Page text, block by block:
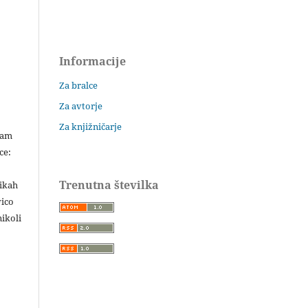
Informacije
Za bralce
Za avtorje
Za knjižničarje
Trenutna številka